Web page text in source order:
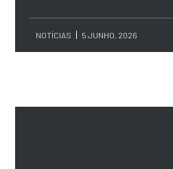
NOTÍCIAS 5 JUNHO, 2026